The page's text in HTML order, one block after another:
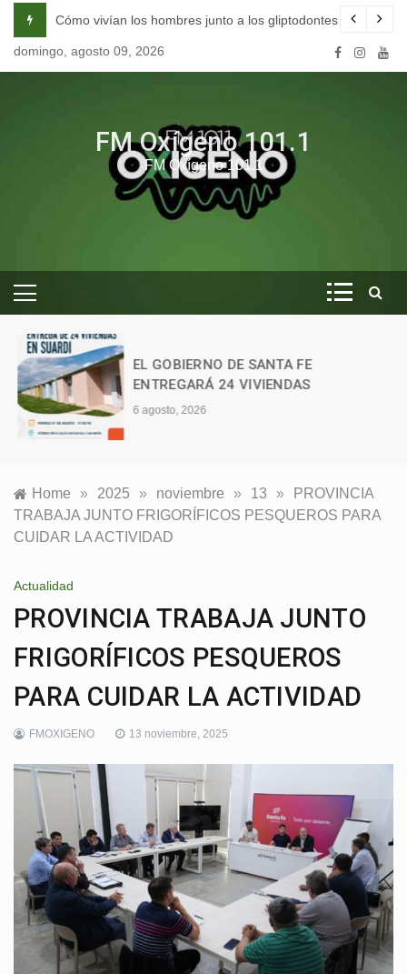
content
escuela de seducción en Córdoba.
Cómo vivían los hombres junto a los gliptodontes en nuestra
domingo, agosto 09, 2026
FM Oxígeno 101.1
FM Oxígeno 101.1
EL GOBIERNO DE SANTA FE
ENTREGARÁ 24 VIVIENDAS
6 agosto, 2026
Home » 2025 » noviembre » 13 »
PROVINCIA
TRABAJA JUNTO FRIGORÍFICOS PESQUEROS PARA
CUIDAR LA ACTIVIDAD
Actualidad
PROVINCIA TRABAJA JUNTO
FRIGORÍFICOS PESQUEROS
PARA CUIDAR LA ACTIVIDAD
FMOXIGENO 13 noviembre, 2025